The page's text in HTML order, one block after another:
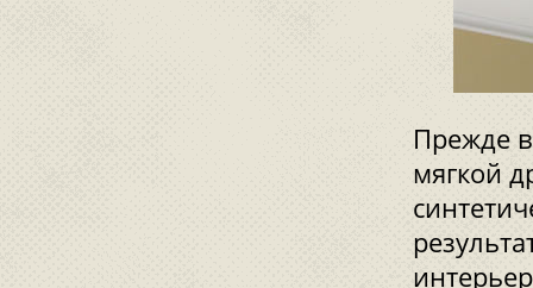
Прежде
мягкой